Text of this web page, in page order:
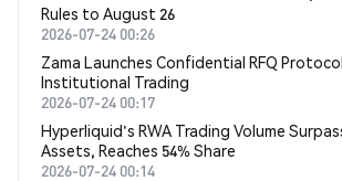
Rules to August 26
2026-07-24 00:26
Zama Launches Confidential RFQ
Institutional Trading
2026-07-24 00:17
Hyperliquid's RWA Trading Volume
Assets, Reaches 54% Share
2026-07-24 00:14